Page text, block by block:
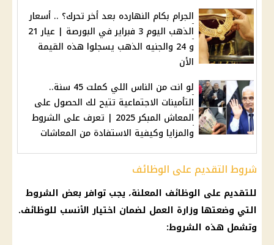
الجرام بكام النهارده بعد أخر تحرك؟ .. أسعار
الذهب اليوم 3 فبراير في البورصة | عيار 21
و 24 والجنيه الذهب يسجلوا هذه القيمة
الأن
لو انت من الناس اللي كملت 45 سنة..
التأمينات الاجتماعية تتيح لك الحصول على
المعاش المبكر 2025 | تعرف على الشروط
والمزايا وكيفية الاستفادة من المعاشات
شروط التقديم على الوظائف
للتقديم على الوظائف المعلنة، يجب توافر بعض الشروط
التي وضعتها وزارة العمل لضمان اختيار الأنسب للوظائف.
وتشمل هذه الشروط: